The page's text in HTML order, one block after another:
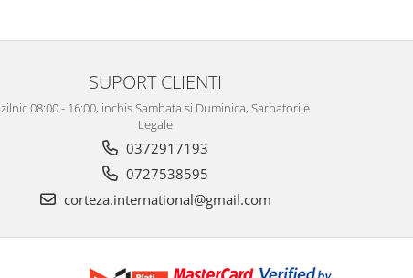
SUPORT CLIENTI
zilnic 08:00 - 16:00, inchis Sambata si Duminica, Sarbatorile
Legale
0372917193
0727538595
corteza.international@gmail.com